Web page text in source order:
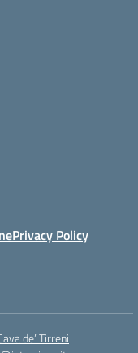
Privacy Policy
de’ Tirreni